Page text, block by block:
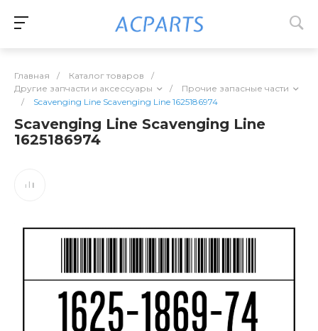
Главная / Каталог товаров
/
Другие запчасти и аксессуары
/
Прочие запасные части
/
Scavenging Line Scavenging Line 1625186974
Scavenging Line Scavenging Line
1625186974